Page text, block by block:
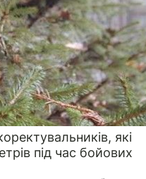
які
під час бойових